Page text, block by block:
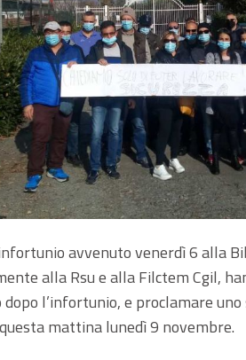
avvenuto venerdì 6 alla
alla Rsu e alla Filctem Cgil,
l’infortunio, e proclamare
mattina lunedì 9 novembre.